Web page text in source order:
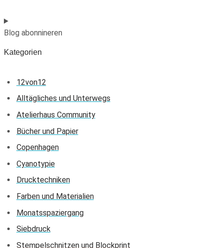
Blog abonnineren
Kategorien
12von12
Alltägliches und Unterwegs
Atelierhaus Community
Bücher und Papier
Copenhagen
Cyanotypie
Drucktechniken
Farben und Materialien
Monatsspaziergang
Siebdruck
Stempelschnitzen und Blockprint